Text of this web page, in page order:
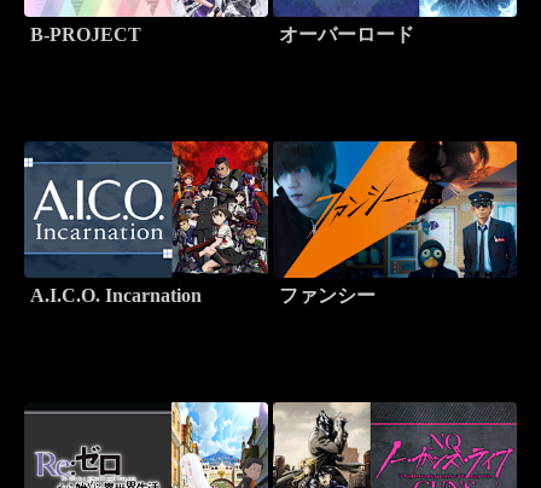
B-PROJECT オーバーロード
A.I.C.O. Incarnation ファンシー